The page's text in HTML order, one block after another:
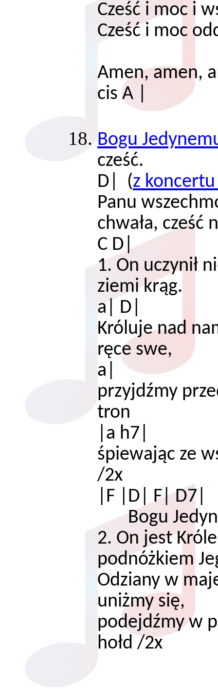
Cześć i moc i
Cześć i moc
Amen,
cis A |
Bogu
D| (z
Panu
chwała,
C D|
1. On uczynił
ziemi
a| D|
Króluje nad
ręce
a|
przyjdźmy
|a h7|
śpiewając ze
/
|F |D| F| D7|
Bogu
2. On jest
podnóżkiem
Odziany w
uniżmy się,
podejdźmy w
hołd /2x